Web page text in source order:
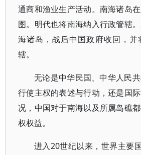
通商和渔业生产活动。南海诸岛
图。明代也将南海纳入行政管辖
海诸岛，战后中国政府收回，并
辖。
无论是中华民国、中华人民
行使主权的表述与行动，还是国
况，中国对于南海以及所属岛礁
权权益。
进入20世纪以来，世界主要